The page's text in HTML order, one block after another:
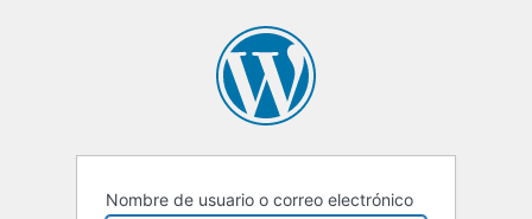
Nombre de usuario o correo electrónico